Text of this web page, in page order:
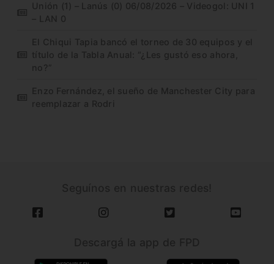
Unión (1) – Lanús (0) 06/08/2026 – Videogol: UNI 1
– LAN 0
El Chiqui Tapia bancó el torneo de 30 equipos y el
título de la Tabla Anual: “¿Les gustó eso ahora,
no?”
Enzo Fernández, el sueño de Manchester City para
reemplazar a Rodri